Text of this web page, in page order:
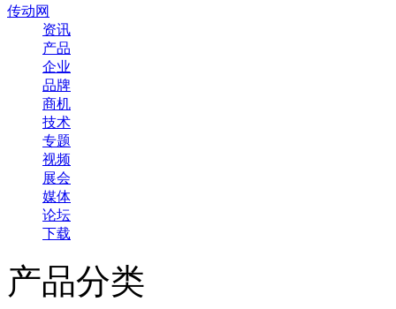
传动网
资讯
产品
企业
品牌
商机
技术
专题
视频
展会
媒体
论坛
下载
产品分类